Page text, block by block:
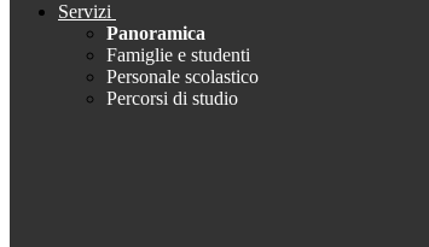
Servizi
Panoramica
Famiglie e studenti
Personale scolastico
Percorsi di studio